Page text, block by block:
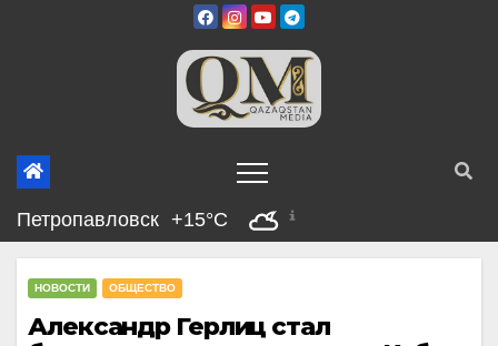
Петропавловск +15°C
НОВОСТИ ОБЩЕСТВО
Александр Герлиц стал